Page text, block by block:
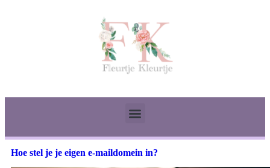
Hoe stel je je eigen e-maildomein in?